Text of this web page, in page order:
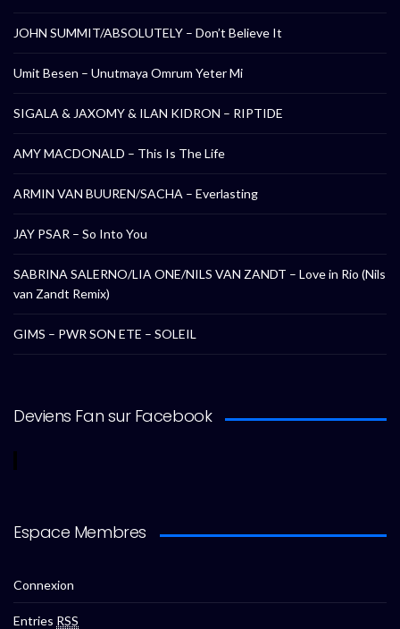
JOHN SUMMIT/ABSOLUTELY – Don’t Believe It
Umit Besen – Unutmaya Omrum Yeter Mi
SIGALA & JAXOMY & ILAN KIDRON – RIPTIDE
AMY MACDONALD – This Is The Life
ARMIN VAN BUUREN/SACHA – Everlasting
JAY PSAR – So Into You
SABRINA SALERNO/LIA ONE/NILS VAN ZANDT – Love in Rio (Nils
van Zandt Remix)
GIMS – PWR SON ETE – SOLEIL
Deviens Fan sur Facebook
Espace Membres
Connexion
Entries RSS